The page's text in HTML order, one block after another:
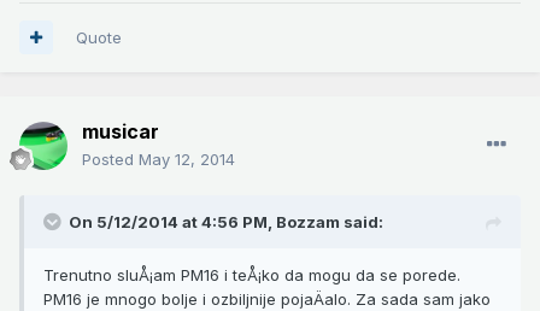
Quote
musicar
Posted May 12, 2014
On 5/12/2014 at 4:56 PM, Bozzam said:
Trenutno sluÅ¡am PM16 i teÅ¡ko da mogu da se porede.
PM16 je mnogo bolje i ozbiljnije pojaÄalo. Za sada sam jako